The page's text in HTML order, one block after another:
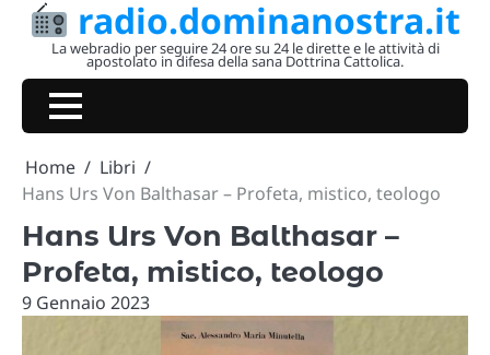
Skip
radio.dominanostra.it
La webradio per seguire 24 ore su 24 le dirette e le attività di
apostolato in difesa della sana Dottrina Cattolica.
Home
Libri
Hans Urs Von Balthasar – Profeta, mistico, teologo
Hans Urs Von Balthasar –
Profeta, mistico, teologo
9 Gennaio 2023